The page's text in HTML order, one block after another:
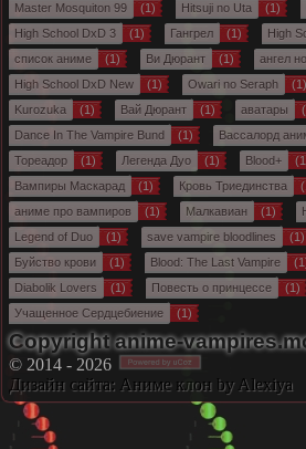
Master Mosquiton 99
(1) Hitsuji no Uta (1)
High School DxD 3
(1) Гангрел (1) High
список аниме
(1) Ви Дюрант (1) ангел
High School DxD New
(1) Owari no Seraph (1)
Kurozuka
(1) Вай Дюрант (1) аватары
Dance In The Vampire Bund
(1) Вассалорд
Тореадор
(1) Легенда Дуо (1) Blood+
Вампиры Маскарад
(1) Кровь Триединства
аниме про вампиров
(1) Малкавиан (1)
Legend of Duo
(1) save vampire bloodlines (1)
Буйство крови
(1) Blood: The Last Vampire
Diabolik Lovers
(1) Повесть о принцессе (1)
Учащенное Сердцебиение
(1)
Copyright anime-
© 2014 - 2026
Дизайн сайта: Аниме клон by Alexiya